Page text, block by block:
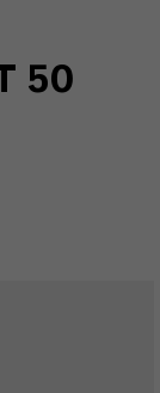
50